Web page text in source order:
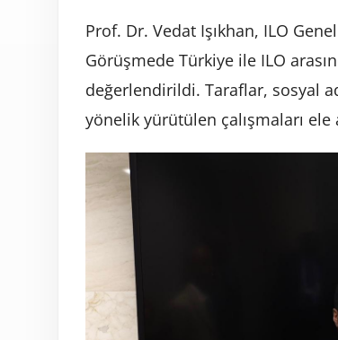
Prof. Dr. Vedat Işıkhan, ILO
Görüşmede Türkiye ile ILO
değerlendirildi. Taraflar, sosyal
yönelik yürütülen çalışmaları ele